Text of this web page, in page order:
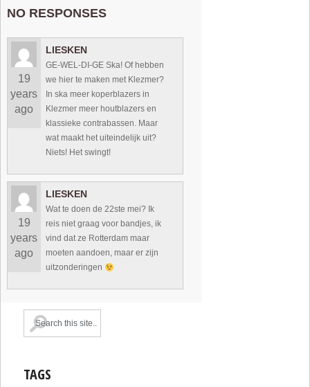
NO RESPONSES
19
years
ago
LIESKEN
GE-WEL-DI-GE Ska! Of hebben
we hier te maken met Klezmer?
In ska meer koperblazers in
Klezmer meer houtblazers en
klassieke contrabassen. Maar
wat maakt het uiteindelijk uit?
Niets! Het swingt!
19
years
ago
LIESKEN
Wat te doen de 22ste mei? Ik
reis niet graag voor bandjes, ik
vind dat ze Rotterdam maar
moeten aandoen, maar er zijn
uitzonderingen
TAGS